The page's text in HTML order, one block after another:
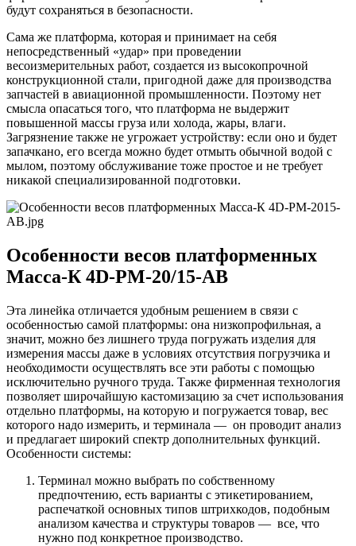
будут сохраняться в безопасности.
Сама же платформа, которая и принимает на себя
непосредственный «удар» при проведении
весоизмерительных работ, создается из высокопрочной
конструкционной стали, пригодной даже для производства
запчастей в авиационной промышленности. Поэтому нет
смысла опасаться того, что платформа не выдержит
повышенной массы груза или холода, жары, влаги.
Загрязнение также не угрожает устройству: если оно и будет
запачкано, его всегда можно будет отмыть обычной водой с
мылом, поэтому обслуживание тоже простое и не требует
никакой специализированной подготовки.
Особенности весов платформенных
Масса-К 4D-PM-20/15-AB
Эта линейка отличается удобным решением в связи с
особенностью самой платформы: она низкопрофильная, а
значит, можно без лишнего труда погружать изделия для
измерения массы даже в условиях отсутствия погрузчика и
необходимости осуществлять все эти работы с помощью
исключительно ручного труда. Также фирменная технология
позволяет широчайшую кастомизацию за счет использования
отдельно платформы, на которую и погружается товар, вес
которого надо измерить, и терминала — он проводит анализ
и предлагает широкий спектр дополнительных функций.
Особенности системы:
Терминал можно выбрать по собственному
предпочтению, есть варианты с этикетированием,
распечаткой основных типов штрихкодов, подобным
анализом качества и структуры товаров — все, что
нужно под конкретное производство.